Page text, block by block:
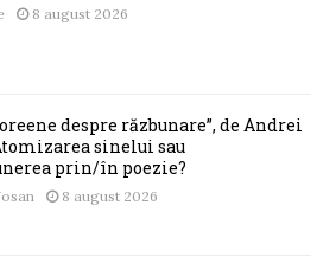
8 august 2026
despre răzbunare”, de Andrei
sinelui sau
prin/în poezie?
8 august 2026